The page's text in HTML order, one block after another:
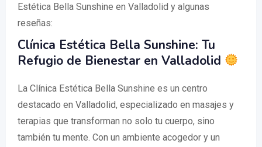
Estética Bella Sunshine en Valladolid y algunas
reseñas:
Clínica Estética Bella Sunshine: Tu
Refugio de Bienestar en Valladolid
La Clínica Estética Bella Sunshine es un centro
destacado en Valladolid, especializado en masajes y
terapias que transforman no solo tu cuerpo, sino
también tu mente. Con un ambiente acogedor y un